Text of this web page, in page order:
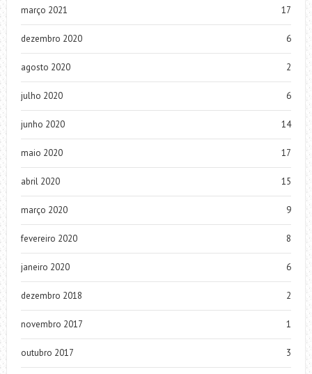
março 2021 17
dezembro 2020 6
agosto 2020 2
julho 2020 6
junho 2020 14
maio 2020 17
abril 2020 15
março 2020 9
fevereiro 2020 8
janeiro 2020 6
dezembro 2018 2
novembro 2017 1
outubro 2017 3